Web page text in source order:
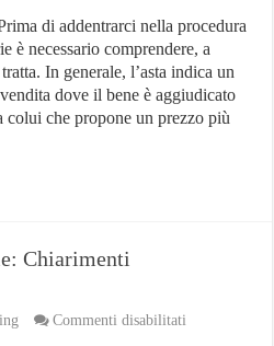
di addentrarci nella procedura
è necessario comprendere, a
In generale, l’asta indica un
dove il bene è aggiudicato
che propone un prezzo più
Chiarimenti
Commenti disabilitati